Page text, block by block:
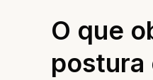
O que
postura